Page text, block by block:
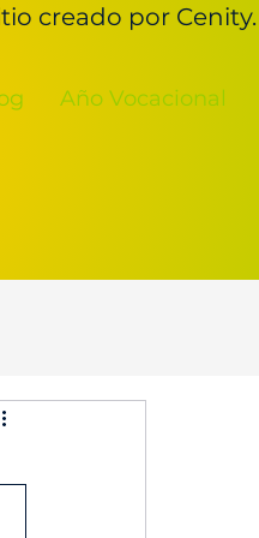
creado por Cenity.
Año Vocacional